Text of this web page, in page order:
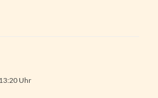
Uhr